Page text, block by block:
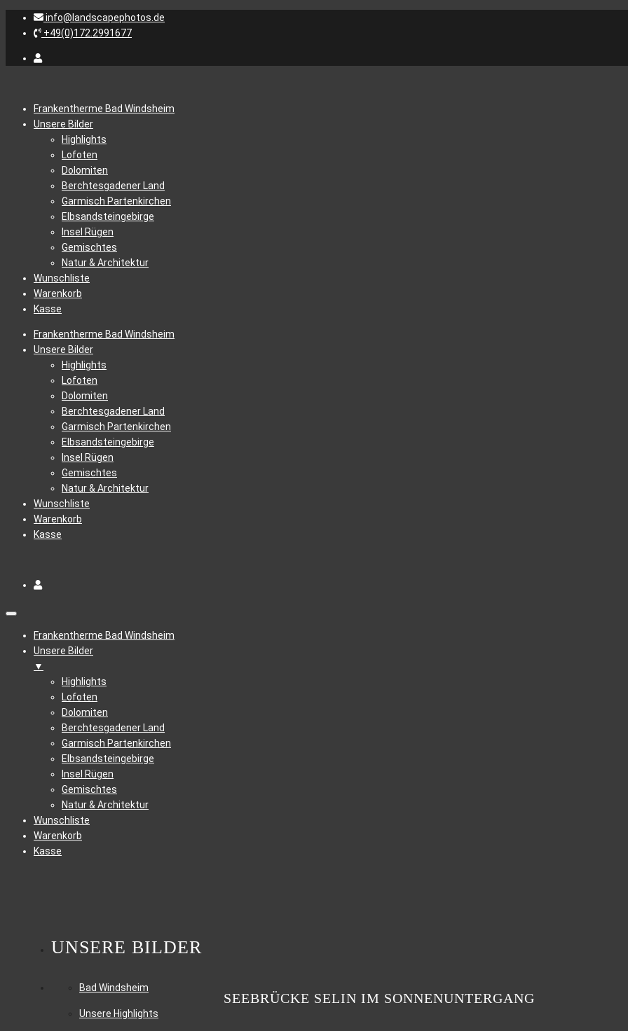
info@landscapephotos.de
+49(0)172.2991677
Frankentherme Bad Windsheim
Unsere Bilder
Highlights
Lofoten
Dolomiten
Berchtesgadener Land
Garmisch Partenkirchen
Elbsandsteingebirge
Insel Rügen
Gemischtes
Natur & Architektur
Wunschliste
Warenkorb
Kasse
Frankentherme Bad Windsheim
Unsere Bilder
Highlights
Lofoten
Dolomiten
Berchtesgadener Land
Garmisch Partenkirchen
Elbsandsteingebirge
Insel Rügen
Gemischtes
Natur & Architektur
Wunschliste
Warenkorb
Kasse
Frankentherme Bad Windsheim
Unsere Bilder
▼
Highlights
Lofoten
Dolomiten
Berchtesgadener Land
Garmisch Partenkirchen
Elbsandsteingebirge
Insel Rügen
Gemischtes
Natur & Architektur
Wunschliste
Warenkorb
Kasse
SEEBRÜCKE SELIN IM SONNENUNTERGANG
UNSERE BILDER
Bad Windsheim
Unsere Highlights